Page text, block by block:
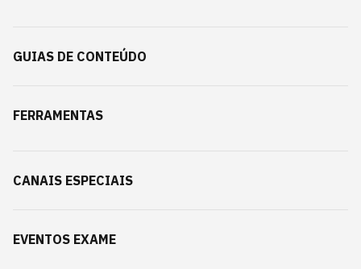
GUIAS DE CONTEÚDO
FERRAMENTAS
CANAIS ESPECIAIS
EVENTOS EXAME